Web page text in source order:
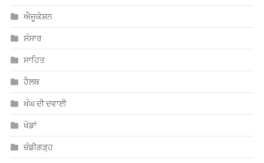
ਐਜੂਕੇਸ਼ਨ
ਸੰਸਾਰ
ਸਾਹਿਤ
ਹੈਲਥ
ਖੰਘ ਦੀ ਦਵਾਈ
ਖੇਡਾਂ
ਚੰਡੀਗੜ੍ਹ